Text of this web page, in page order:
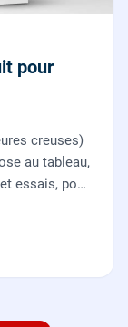
pour
creuses)
au tableau,
essais, pour